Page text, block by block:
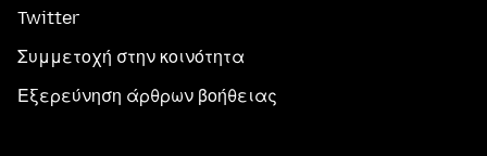
Twitter
Συμμετοχή στην κοινότητα
Εξερεύνηση άρθρων βοήθειας